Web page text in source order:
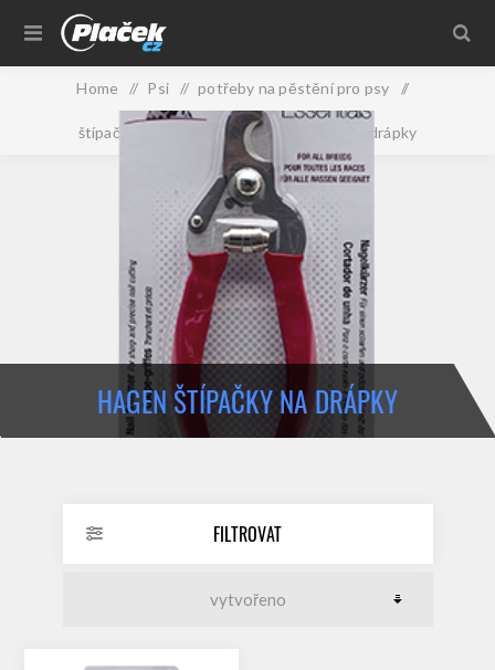
Home / Psi / potřeby na pěstění pro psy /
štípačky na drápky / Hagen štípačky na drápky
HAGEN ŠTÍPAČKY NA DRÁPKY
FILTROVAT